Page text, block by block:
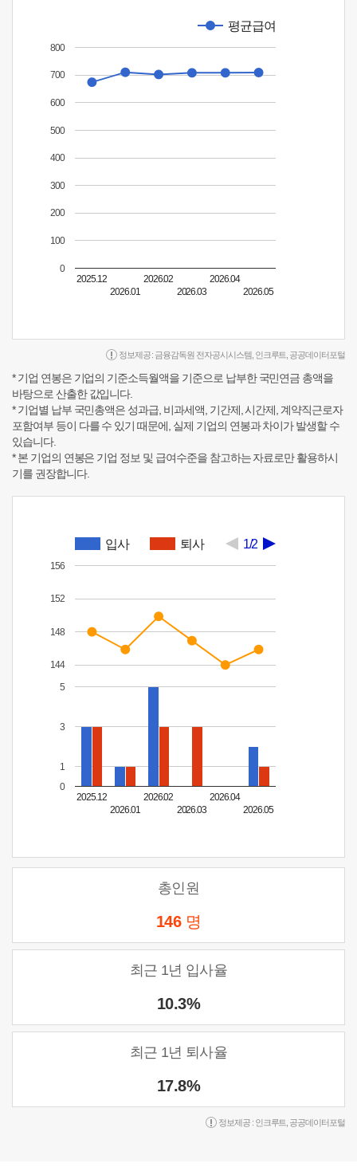
평균급여
2025.12
2026.01
2026.02
2026.03
2026.04
2026.05
0
100
200
300
400
500
600
700
800
정보제공 : 금융감독원 전자공시시스템, 인크루트 공공데이터포털
* 기업 연봉은 기업의 기준소득월액을 기준으로 납부한 국민연금 총액을
바탕으로 산출한 값입니다.
* 기업별 납부 국민총액은 성과급, 비과세액, 기간제, 시간제, 계약직근로자
포함여부 등이 다를 수 있기 때문에, 실제 기업의 연봉과 차이가 발생할 수
있습니다.
* 본 기업의 연봉은 기업 정보 및 급여수준을 참고하는 자료로만 활용하시
기를 권장합니다.
입사 퇴사 1/2
2025.12
2026.01
2026.02
2026.03
2026.04
2026.05
0
1
3
5
144
148
152
156
총인원
146 명
최근 1년 입사율
10.3%
최근 1년 퇴사율
17.8%
정보제공 : 인크루트 공공데이터포털